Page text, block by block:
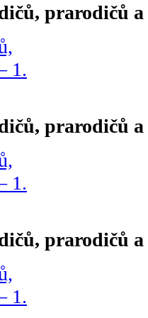
prarodičů a
prarodičů a
prarodičů a